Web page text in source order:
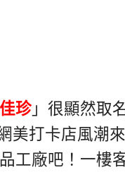
珍 」很顯然取
美打卡店風潮
工廠吧！一樓